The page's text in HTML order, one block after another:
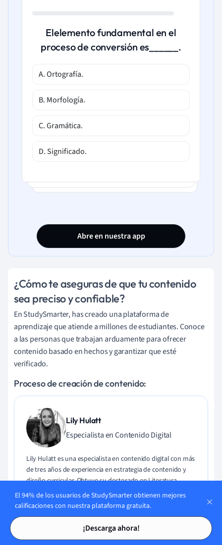
Tarjetas de estudio
Tarjetas de estudio
Elelemento fundamental en el
proceso de conversión es______.
A. Ortografía.
B. Morfología.
C. Gramática.
D. Significado.
Abre en nuestra app
¿Cómo te aseguras de que tu contenido
sea preciso y confiable?
En StudySmarter, has creado una plataforma de
aprendizaje que atiende a millones de estudiantes. Conoce
a las personas que trabajan arduamente para ofrecer
contenido basado en hechos y garantizar que esté
verificado.
Proceso de creación de contenido:
Lily Hulatt
Especialista en Contenido Digital
Lily Hulatt es una especialista en contenido digital con más
de tres años de experiencia en estrategia de contenido y
diseño curricular. Obtuvo su doctorado en Literatura
Inglesa en la Universidad de Durham en 2022, enseñó en el
Departamento de Estudios Ingleses de la Universidad de
especializa en Literatura Inglesa, Lengua Inglesa, Historia y
El 94% de los usuarios de StudySmarter obtienen mejores
calificaciones con nuestra plataforma gratuita.
¡Descarga ahora!